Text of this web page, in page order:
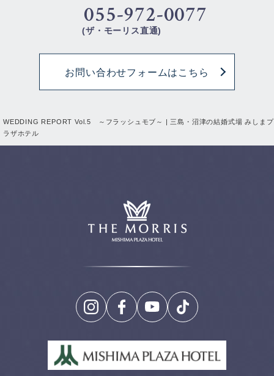
WEDDING REPORT Vol.5 ～フラッシュモブ～ | 三島・沼津の結婚式場 みしまプ
ラザホテル
055-972-0077
(ザ・モーリス直通)
お問い合わせフォームはこちら